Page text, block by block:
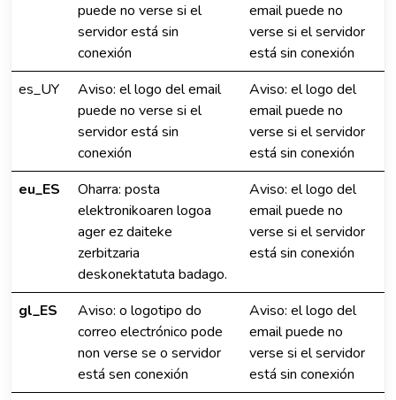
puede no verse si el
servidor está sin
conexión
email puede no
verse si el servidor
está sin conexión
es_UY
Aviso: el logo del email
puede no verse si el
servidor está sin
conexión
Aviso: el logo del
email puede no
verse si el servidor
está sin conexión
eu_ES
Oharra: posta
elektronikoaren logoa
ager ez daiteke
zerbitzaria
deskonektatuta badago.
Aviso: el logo del
email puede no
verse si el servidor
está sin conexión
gl_ES
Aviso: o logotipo do
correo electrónico pode
non verse se o servidor
está sen conexión
Aviso: el logo del
email puede no
verse si el servidor
está sin conexión